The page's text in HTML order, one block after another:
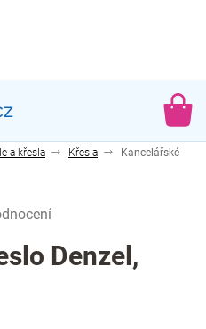
a křesla Křesla
Kancelářské
Denzel,